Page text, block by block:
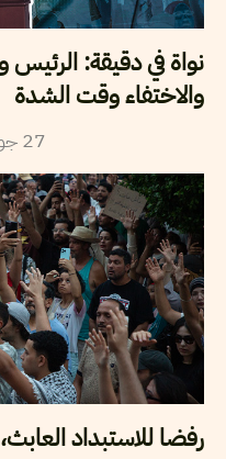
نواة في دقيقة:
والاختفاء وقت الشدة
27
رفضا للاستبداد